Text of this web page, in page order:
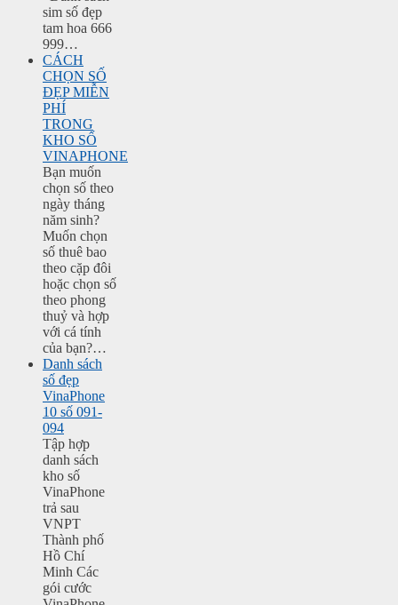
sim số đẹp
tam hoa 666
999…
CÁCH
CHỌN SỐ
ĐẸP MIỄN
PHÍ
TRONG
KHO SỐ
VINAPHONE
Bạn muốn
chọn số theo
ngày tháng
năm sinh?
Muốn chọn
số thuê bao
theo cặp đôi
hoặc chọn số
theo phong
thuỷ và hợp
với cá tính
của bạn?…
Danh sách
số đẹp
VinaPhone
10 số 091-
094
Tập hợp
danh sách
kho số
VinaPhone
trả sau
VNPT
Thành phố
Hồ Chí
Minh Các
gói cước